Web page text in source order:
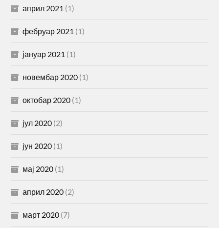
април 2021 (1)
фебруар 2021 (1)
јануар 2021 (1)
новембар 2020 (1)
октобар 2020 (1)
јул 2020 (2)
јун 2020 (1)
мај 2020 (1)
април 2020 (2)
март 2020 (7)